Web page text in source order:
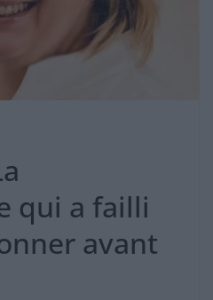
qui a failli
avant